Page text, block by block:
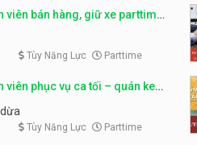
viên bán hàng, giữ xe parttime
Tùy Năng Lực Parttime
viên phục vụ ca tối – quán kem
Tùy Năng Lực Parttime